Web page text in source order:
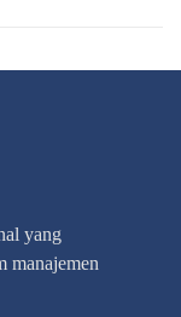
yang
manajemen